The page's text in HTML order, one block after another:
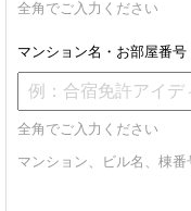
全角でご入力ください
マンション名・お部屋番号
全角でご入力ください
マンション、ビル名、棟番